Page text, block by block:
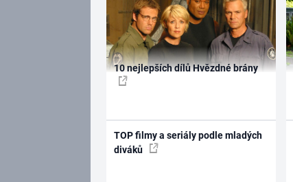
10 nejlepších dílů Hvězdné brány
TOP filmy a seriály podle mladých
diváků